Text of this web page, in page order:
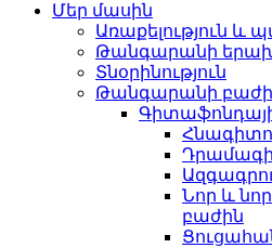
Մեր մասին
Առաքելություն և
Թանգարանի
Տնօրինություն
Թանգարանի
Նոր և
բաժին